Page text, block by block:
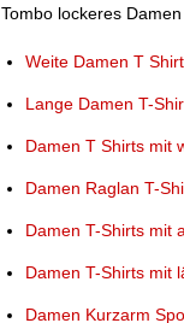
Tombo lockeres
Weite Damen T
Lange Damen T-
Damen T Shirts mit
Damen Raglan T-
Damen T-Shirts mit
Damen T-Shirts mit
Damen Kurzarm